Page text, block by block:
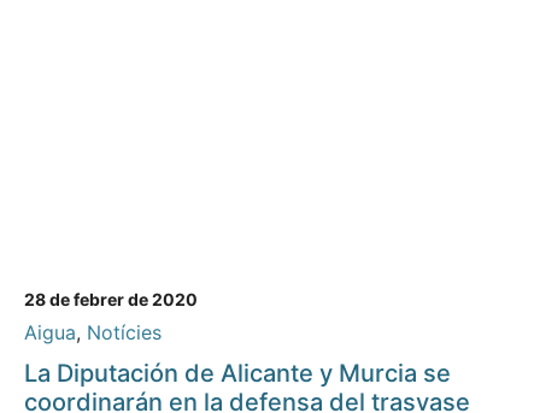
28 de febrer de 2020
Aigua, Notícies
La Diputación de Alicante y Murcia se
coordinarán en la defensa del trasvase